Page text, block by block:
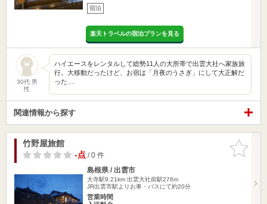
宿泊
楽天トラベルの宿泊プランを見る
30代 男
性
ハイエースをレンタルして総勢11人の大所帯で出雲大社へ家族旅
行。大移動だったけど、お宿は「月夜のうさぎ」にして大正解だ
った…
関連情報から探す
お気に入
りに追加
竹野屋旅館
-点/ 0 件
島根県 / 出雲市
大寺駅9.21km 出雲大社前駅276m
JR出雲市駅よりお車・バスにて約20分
営業時間